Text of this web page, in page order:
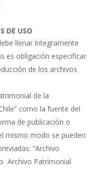
DE USO
llenar íntegramente
es obligación especificar
de los archivos
de la
como la fuente del
de publicación o
mismo modo se pueden
“Archivo
Archivo Patrimonial